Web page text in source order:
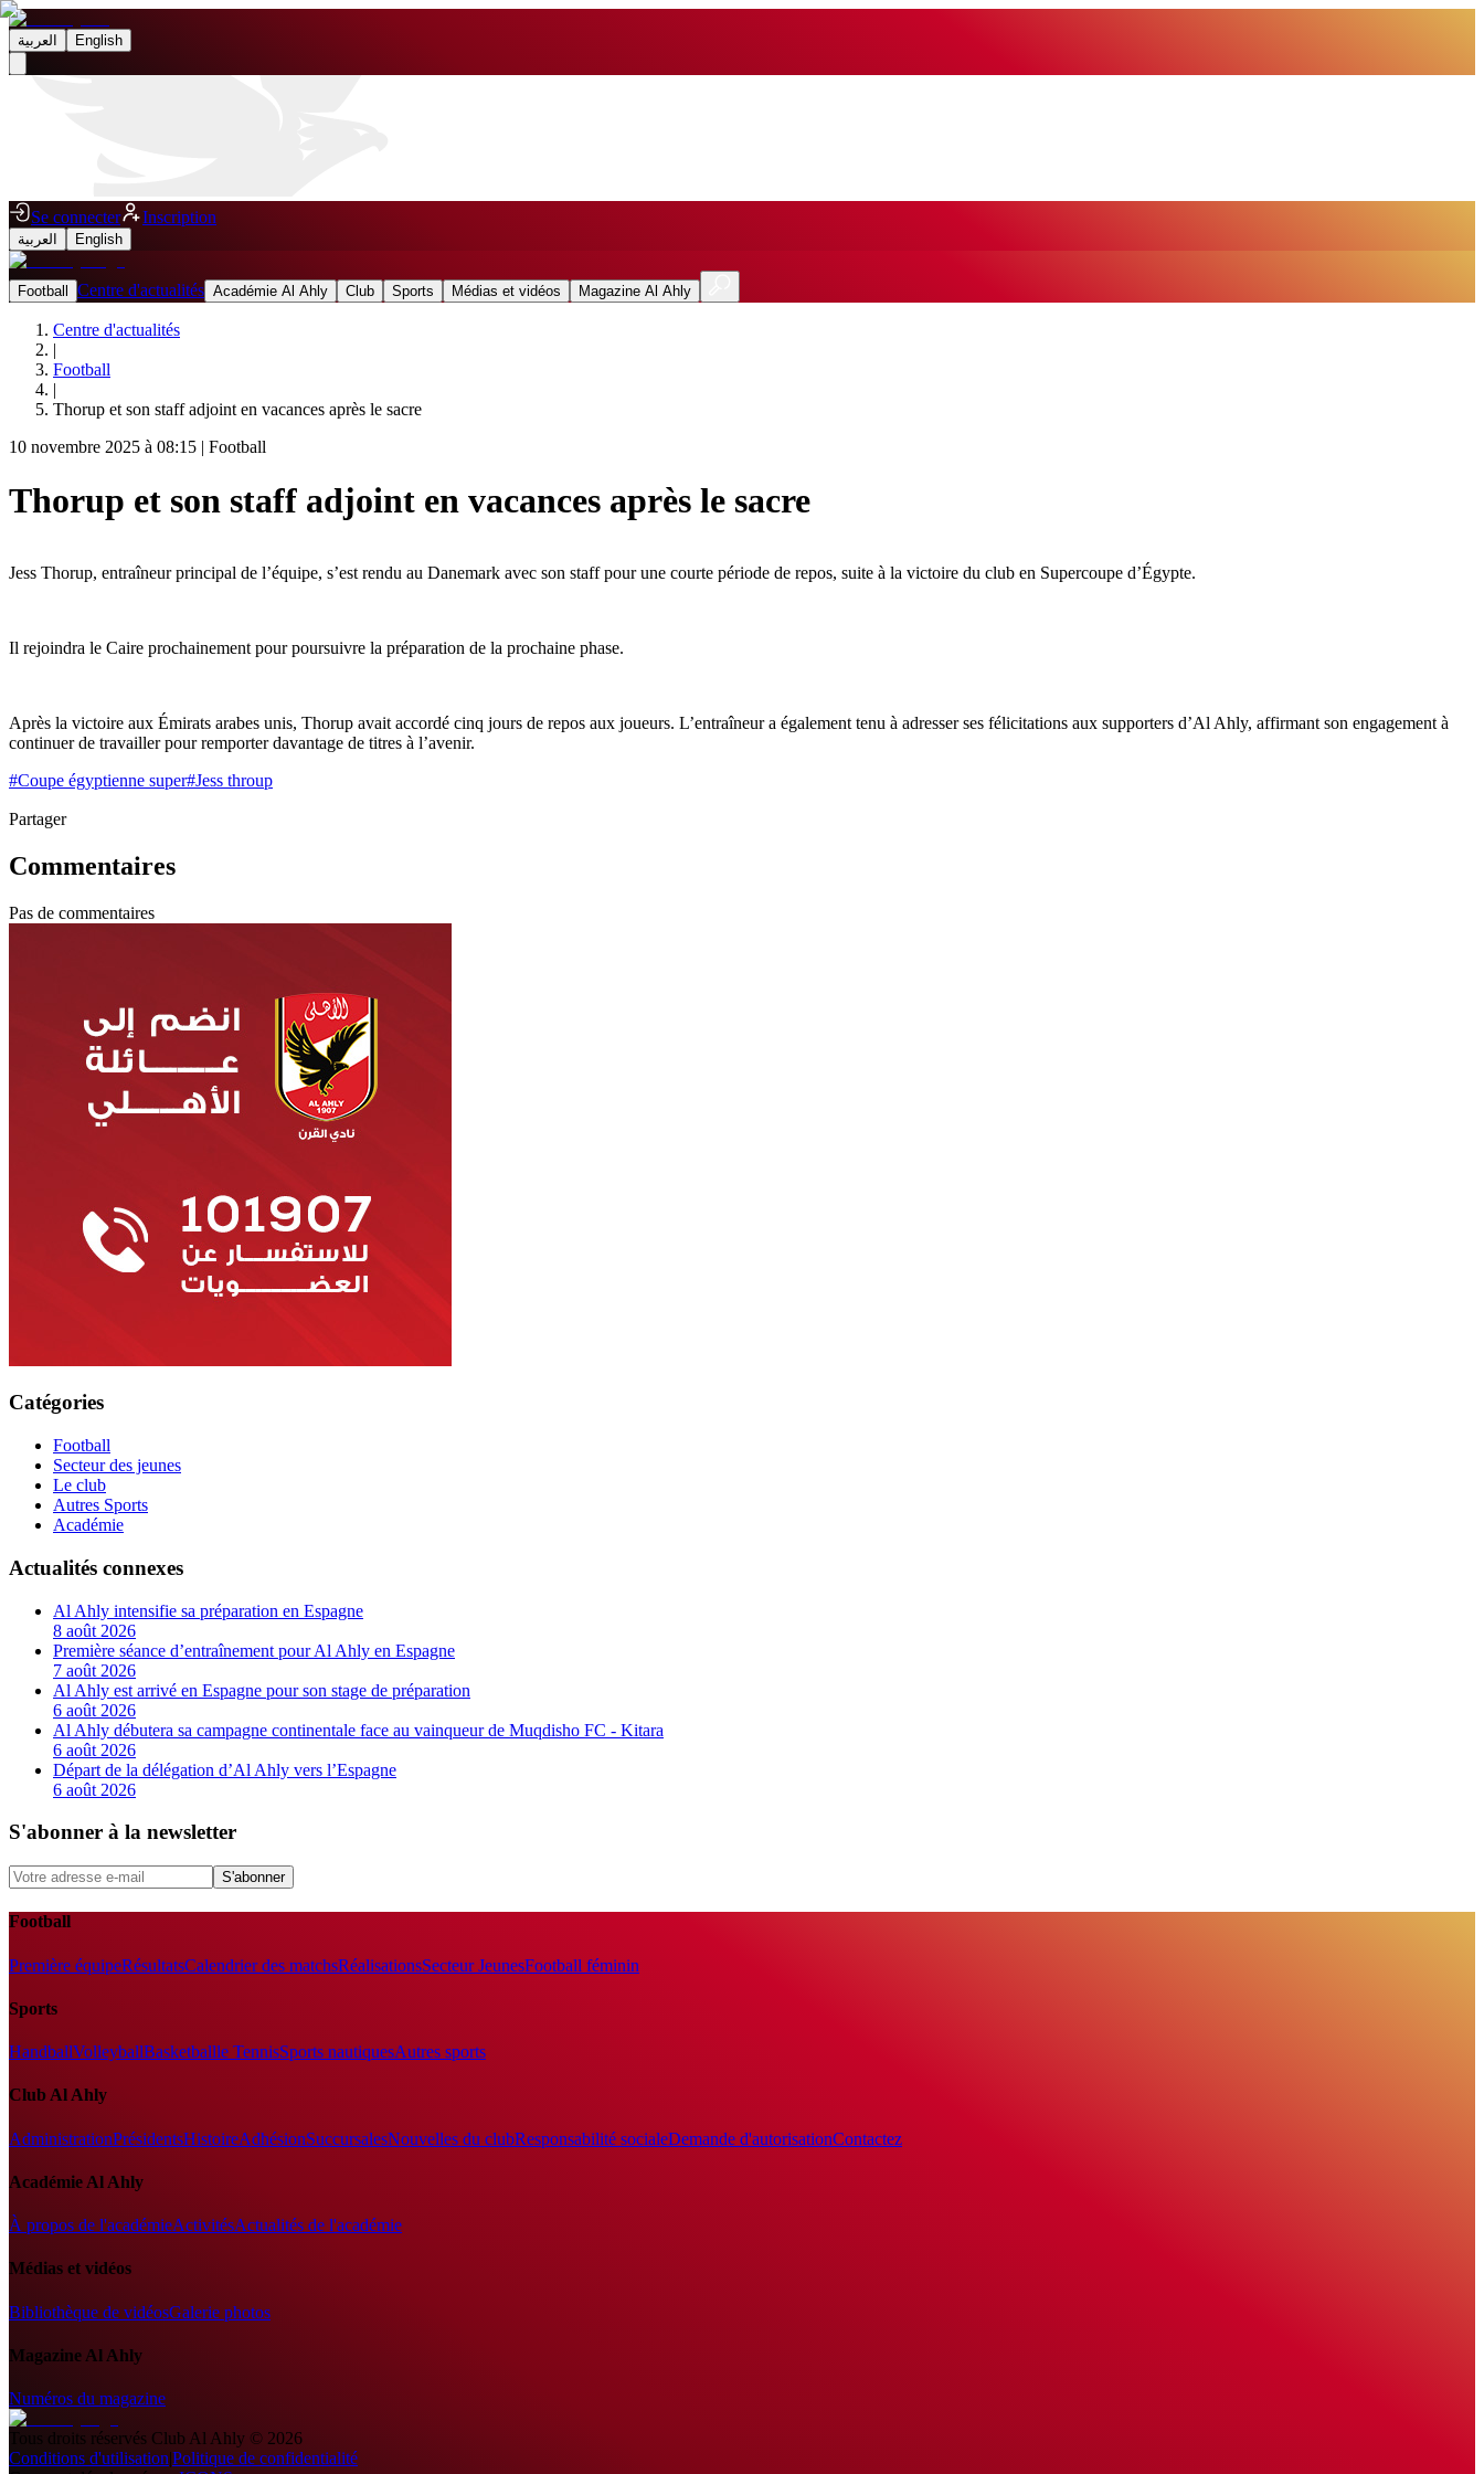
العربية English
Se connecter Inscription
العربية English
Football Centre d'actualités Académie Al Ahly Club Sports Médias et vidéos Magazine Al Ahly
Centre d'actualités
|
Football
|
Thorup et son staff adjoint en vacances après le sacre
10 novembre 2025 à 08:15 | Football
Thorup et son staff adjoint en vacances après le sacre
Jess Thorup, entraîneur principal de l’équipe, s’est rendu au Danemark avec son staff pour une courte période de repos, suite à la victoire du club en Supercoupe d’Égypte.
Il rejoindra le Caire prochainement pour poursuivre la préparation de la prochaine phase.
Après la victoire aux Émirats arabes unis, Thorup avait accordé cinq jours de repos aux joueurs. L’entraîneur a également tenu à adresser ses félicitations aux supporters d’Al Ahly, affirmant son engagement à
continuer de travailler pour remporter davantage de titres à l’avenir.
#Coupe égyptienne super#Jess throup
Partager
Commentaires
Pas de commentaires
Catégories
Football
Secteur des jeunes
Le club
Autres Sports
Académie
Actualités connexes
Al Ahly intensifie sa préparation en Espagne
8 août 2026
Première séance d’entraînement pour Al Ahly en Espagne
7 août 2026
Al Ahly est arrivé en Espagne pour son stage de préparation
6 août 2026
Al Ahly débutera sa campagne continentale face au vainqueur de Muqdisho FC - Kitara
6 août 2026
Départ de la délégation d’Al Ahly vers l’Espagne
6 août 2026
S'abonner à la newsletter
S'abonner
Football
Première équipeRésultatsCalendrier des matchsRéalisationsSecteur JeunesFootball féminin
Sports
HandballVolleyballBasketballle TennisSports nautiquesAutres sports
Club Al Ahly
AdministrationPrésidentsHistoireAdhésionSuccursalesNouvelles du clubResponsabilité socialeDemande d'autorisationContactez
Académie Al Ahly
À propos de l'académieActivitésActualités de l'académie
Médias et vidéos
Bibliothèque de vidéosGalerie photos
Magazine Al Ahly
Numéros du magazine
Tous droits réservés Club Al Ahly © 2026
Conditions d'utilisation|Politique de confidentialité